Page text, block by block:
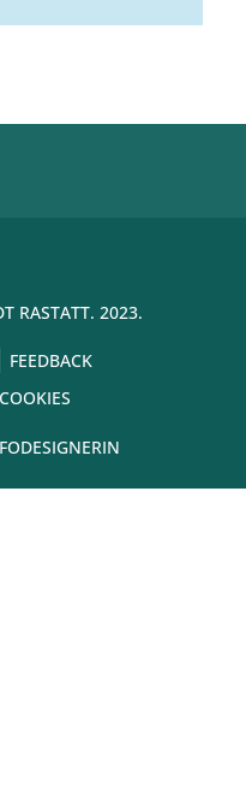
RASTATT. 2023.
FEEDBACK
COOKIES